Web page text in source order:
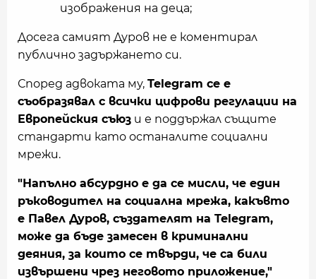
изображения на деца;
Досега самият Дуров не е коментирал
публично задържането си.
Според адвоката му, Telegram се е
съобразявал с всички цифрови регулации на
Европейския съюз и е поддържал същите
стандарти като останалите социални
мрежи.
"Напълно абсурдно е да се мисли, че един
ръководител на социална мрежа, какъвто
е Павел Дуров, създателят на Telegram,
може да бъде замесен в криминални
деяния, за които се твърди, че са били
извършени чрез неговото приложение,"